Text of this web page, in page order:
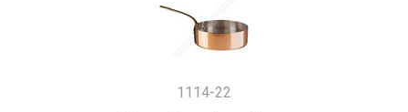
1114-22